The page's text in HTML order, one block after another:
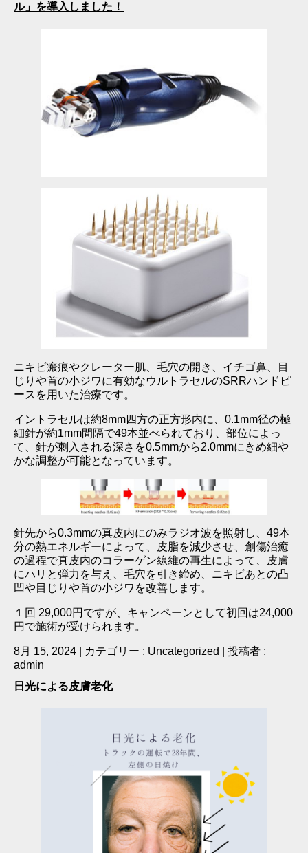
ル」を導入しました！
ニキビ瘢痕やクレーター肌、毛穴の開き、イチゴ鼻、目
じりや首の小ジワに有効なウルトラセルのSRRハンドピ
ースを用いた治療です。
イントラセルは約8mm四方の正方形内に、0.1mm径の極
細針が約1mm間隔で49本並べられており、部位によっ
て、針が刺入される深さを0.5mmから2.0mmにきめ細や
かな調整が可能となっています。
針先から0.3mmの真皮内にのみラジオ波を照射し、49本
分の熱エネルギーによって、皮脂を減少させ、創傷治癒
の過程で真皮内のコラーゲン線維の再生によって、皮膚
にハリと弾力を与え、毛穴を引き締め、ニキビあとの凸
凹や目じりや首の小ジワを改善します。
１回 29,000円ですが、キャンペーンとして初回は24,000
円で施術が受けられます。
8月 15, 2024 カテゴリー : Uncategorized
投稿者 :
admin
日光による皮膚老化